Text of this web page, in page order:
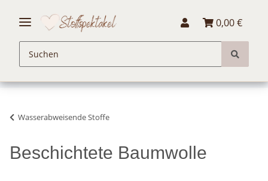
0,00 €
Wasserabweisende Stoffe
Beschichtete Baumwolle